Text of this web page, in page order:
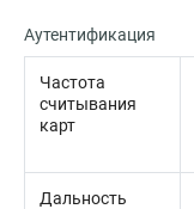
Аутентификация
Частота
считывания
карт
Дальность